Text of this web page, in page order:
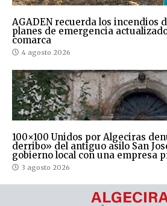
AGADEN recuerda los incendios
planes de emergencia
comarca
4 agosto 2026
100×100 Unidos por Algeciras
derribo» del antiguo asilo San
gobierno local con una empresa
3 agosto 2026